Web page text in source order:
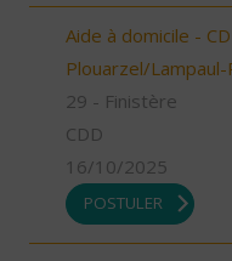
Aide à domicile -
Plouarzel/
29 - Finistère
CDD
16/10/2025
POSTULER